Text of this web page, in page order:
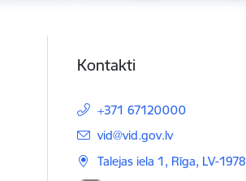
Kontakti
+371 67120000
E-pasts:
vid@vid.gov.lv
Talejas iela 1, Rīga, LV-1978